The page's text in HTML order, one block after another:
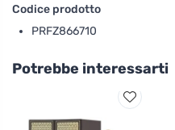
Codice prodotto
PRFZ866710
Potrebbe interessarti